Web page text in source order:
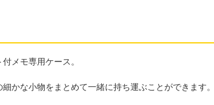
メモ専用ケース。
かな小物をまとめて一緒に持ち運ぶことができます。